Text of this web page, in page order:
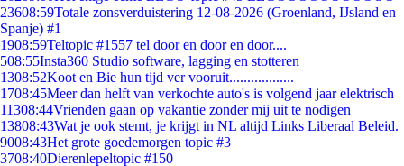
23608:59Totale zonsverduistering 12-08-2026 (Groenland, IJsland en
Spanje) #1
1908:59Teltopic #1557 tel door en door en door....
508:55Insta360 Studio software, lagging en stotteren
1308:52Koot en Bie hun tijd ver vooruit..................
1708:45Meer dan helft van verkochte auto's is volgend jaar elektrisch
11308:44Vrienden gaan op vakantie zonder mij uit te nodigen
13808:43Wat je ook stemt, je krijgt in NL altijd Links Liberaal Beleid.
9008:43Het grote goedemorgen topic #3
3708:40Dierenlepeltopic #150